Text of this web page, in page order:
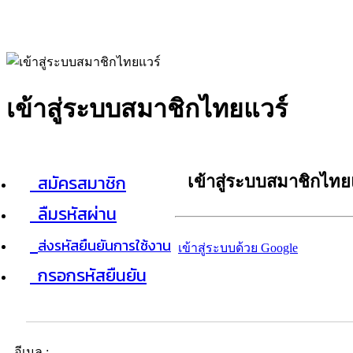
เข้าสู่ระบบสมาชิกไทยแวร์
สมัครสมาชิก
ลืมรหัสผ่าน
ส่งรหัสยืนยันการใช้งาน
กรอกรหัสยืนยัน
เข้าสู่ระบบสมาชิกไท
เข้าสู่ระบบด้วย Google